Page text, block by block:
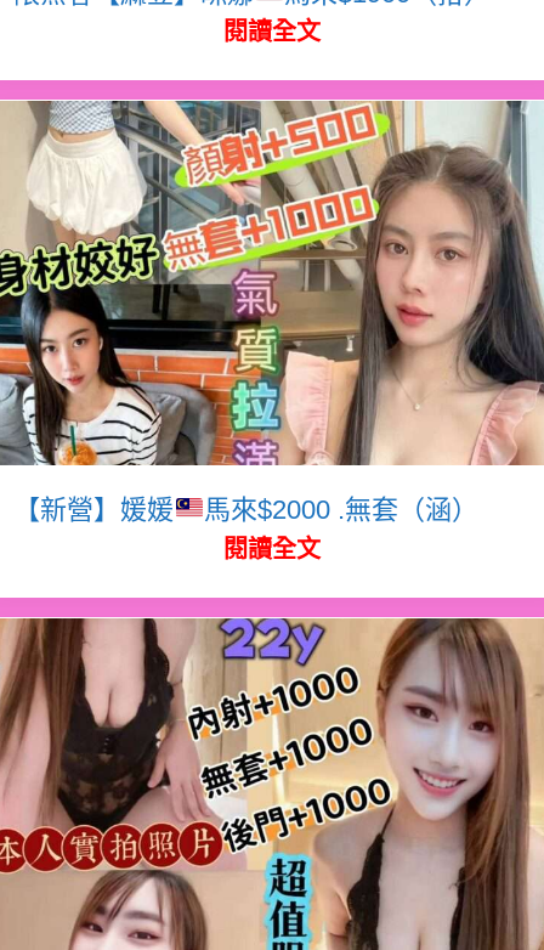
閱讀全文
【新營】媛媛 馬來$2000 .無套（涵）
閱讀全文